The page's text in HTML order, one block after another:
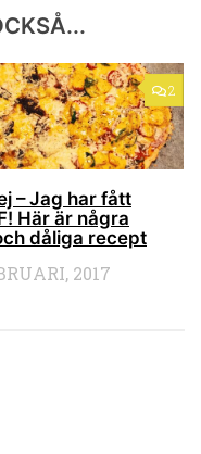
2
– Jag har fått
Här är några
dåliga recept
2017